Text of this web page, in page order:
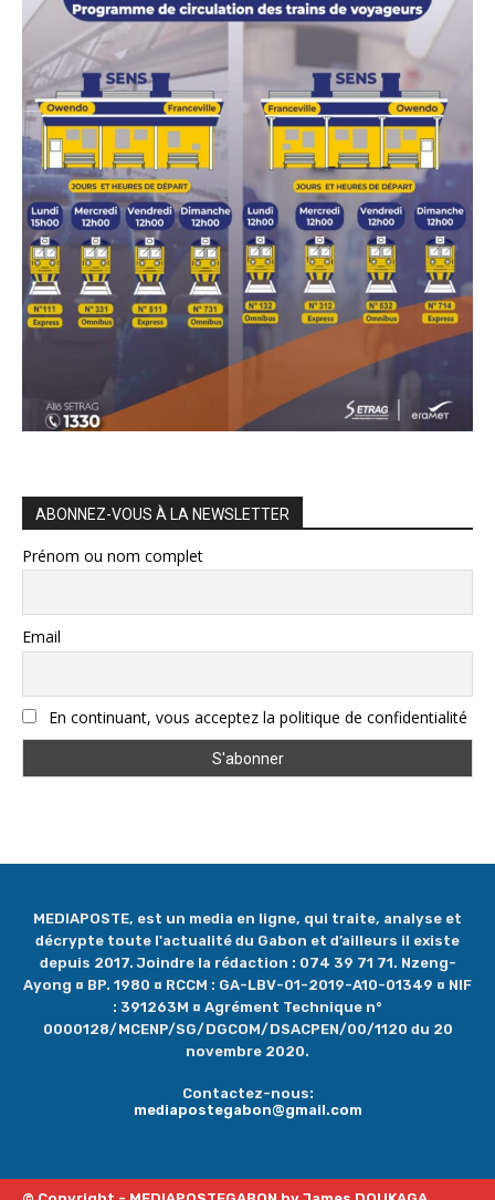
ABONNEZ-VOUS À LA NEWSLETTER
Prénom ou nom complet
Email
En continuant, vous acceptez la politique de confidentialité
MEDIAPOSTE, est un media en ligne, qui traite, analyse et
décrypte toute l'actualité du Gabon et d’ailleurs il existe
depuis 2017. Joindre la rédaction : 074 39 71 71. Nzeng-
Ayong ¤ BP. 1980 ¤ RCCM : GA-LBV-01-2019-A10-01349 ¤ NIF
: 391263M ¤ Agrément Technique n°
0000128/MCENP/SG/DGCOM/DSACPEN/00/1120 du 20
novembre 2020.
Contactez-nous:
mediapostegabon@gmail.com